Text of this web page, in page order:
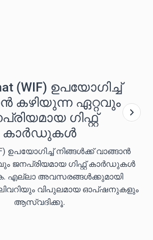
(WIF) ഉപയോഗിച്ച്
കഴിയുന്ന ഏറ്റവും
ഗിഫ്റ്റ്
കാർഡുകൾ
ഉപയോഗിച്ച് നിങ്ങൾക്ക് വാങ്ങാൻ
ജനപ്രിയമായ ഗിഫ്റ്റ് കാർഡുകൾ
എല്ലാ അവസരങ്ങൾക്കുമായി
വിപുലമായ ഓപ്ഷനുകളും
ആസ്വദിക്കൂ.